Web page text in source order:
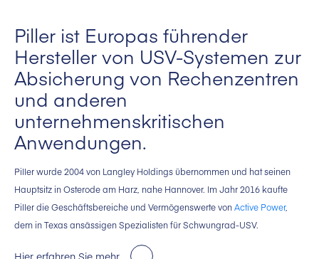
Piller ist Europas führender
Hersteller von USV-Systemen zur
Absicherung von Rechenzentren
und anderen
unternehmenskritischen
Anwendungen.
Piller wurde 2004 von Langley Holdings übernommen und hat seinen
Hauptsitz in Osterode am Harz, nahe Hannover. Im Jahr 2016 kaufte
Piller die Geschäftsbereiche und Vermögenswerte vonActive Power,
dem in Texas ansässigen Spezialisten für Schwungrad-USV.